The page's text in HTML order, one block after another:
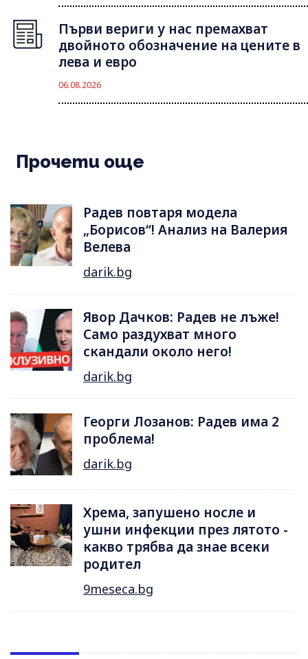
Първи вериги у нас премахват
двойното обозначение на цените в
лева и евро
06.08.2026
Прочети още
Радев повтаря модела
„Борисов“! Анализ на Валерия
Велева
darik.bg
Явор Дачков: Радев не лъже!
Само раздухват много
скандали около него!
darik.bg
Георги Лозанов: Радев има 2
проблема!
darik.bg
Хрема, запушено носле и
ушни инфекции през лятотo -
какво трябва да знае всеки
родител
9meseca.bg